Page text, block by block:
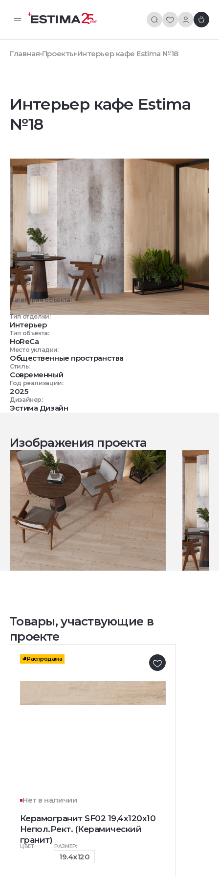
Главная Проекты Интерьер кафе Estima №18
Интерьер кафе Estima
№18
Тип проекта:
3D визуализация
Категория объекта:
Коммерческие объекты
Тип отделки:
Интерьер
Тип объекта:
HoReCa
Место укладки:
Общественные пространства
Стиль:
Современный
Год реализации:
2025
Дизайнер:
Эстима Дизайн
Изображения проекта
Товары, участвующие в
проекте
Распродажа
Нет в наличии
Керамогранит SF02 19,4х120х10
Непол.Рект. (Керамический
гранит)
ЦВЕТ: РАЗМЕР:
19.4x120